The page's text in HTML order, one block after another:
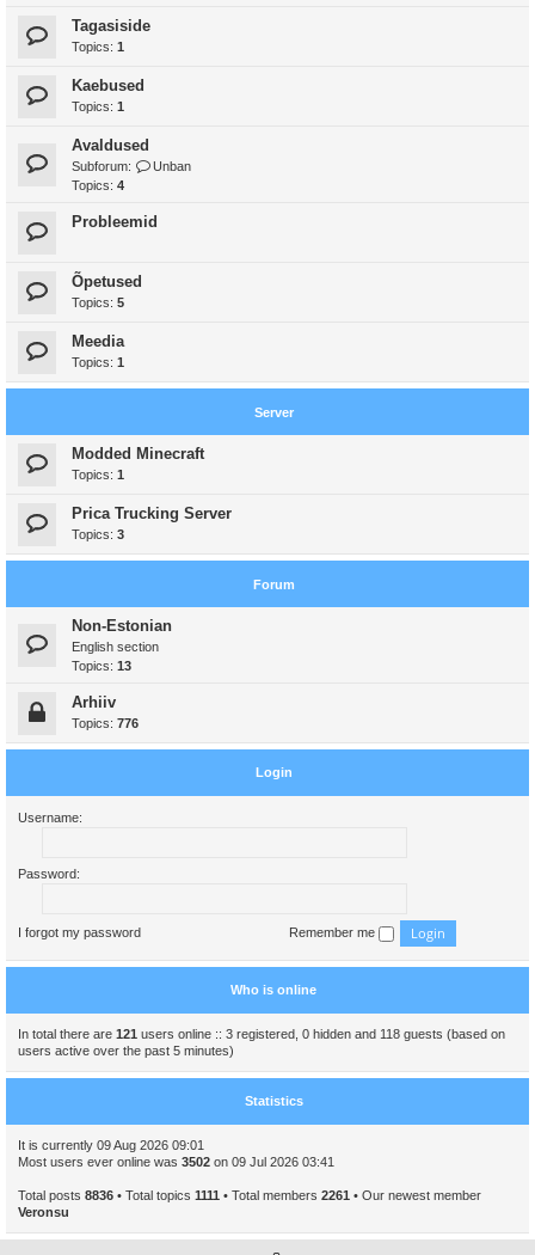
Tagasiside
Topics: 1
Kaebused
Topics: 1
Avaldused
Subforum:
Unban
Topics: 4
Probleemid
Õpetused
Topics: 5
Meedia
Topics: 1
Server
Modded Minecraft
Topics: 1
Prica Trucking Server
Topics: 3
Forum
Non-Estonian
English section
Topics: 13
Arhiiv
Topics: 776
Login
Username:
Password:
I forgot my password Remember me
Who is online
In total there are 121 users online :: 3 registered, 0 hidden and 118 guests (based on
users active over the past 5 minutes)
Statistics
It is currently 09 Aug 2026 09:01
Most users ever online was 3502 on 09 Jul 2026 03:41
Total posts 8836 • Total topics 1111 • Total members 2261 • Our newest member
Veronsu